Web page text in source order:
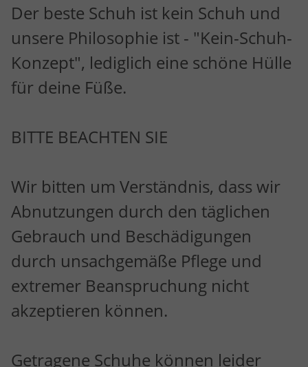
Der beste Schuh ist kein Schuh und
unsere Philosophie ist - "Kein-Schuh-
Konzept", lediglich eine schöne Hülle
für deine Füße.
BITTE BEACHTEN SIE
Wir bitten um Verständnis, dass wir
Abnutzungen durch den täglichen
Gebrauch und Beschädigungen
durch unsachgemäße Pflege und
extremer Beanspruchung nicht
akzeptieren können.
Getragene Schuhe können leider